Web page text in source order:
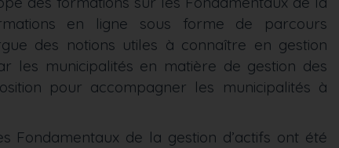
en ligne sous forme de parcours
des notions utiles à connaître en gestion
les municipalités en matière de gestion des
pour accompagner les municipalités à
Fondamentaux de la gestion d’actifs ont été